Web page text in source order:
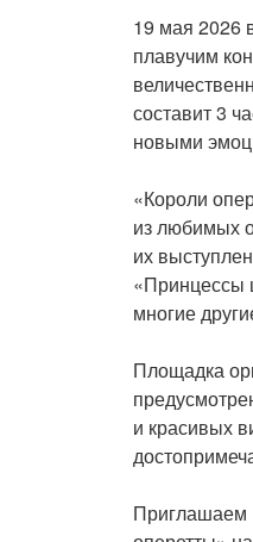
19 мая 2026
плавучим
составит 3
новыми
«Короли
из любимых
их
«Принцессы
многие
Площадка
и красивых
Приглашаем